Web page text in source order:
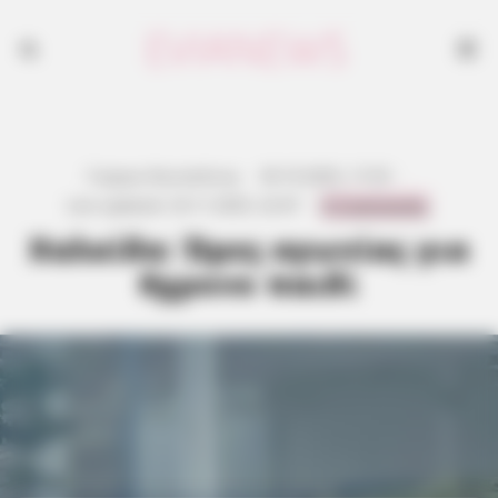
Χαλκίδα: Ώρες αγωνίας για
6χρονο παιδί